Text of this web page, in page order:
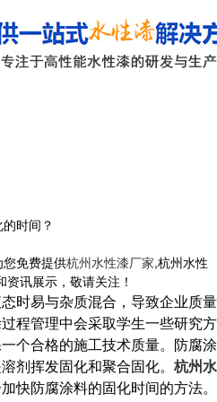
时间？
免费提供杭州水性漆厂家,杭州水性
讯展示，敬请关注！
时易与杂质混合，导致企业质量
程管理中会采取学生一些研究方
个合格的施工技术质量。防腐涂
剂挥发固化和聚合固化。 杭州水
快防腐涂料的固化时间的方法。